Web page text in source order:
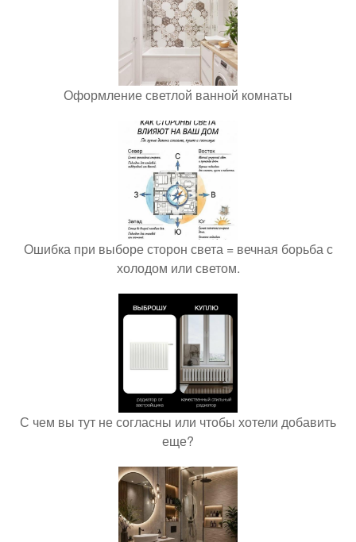
Оформление светлой ванной комнаты
Ошибка при выборе сторон света = вечная борьба с
холодом или светом.
С чем вы тут не согласны или чтобы хотели добавить
еще?